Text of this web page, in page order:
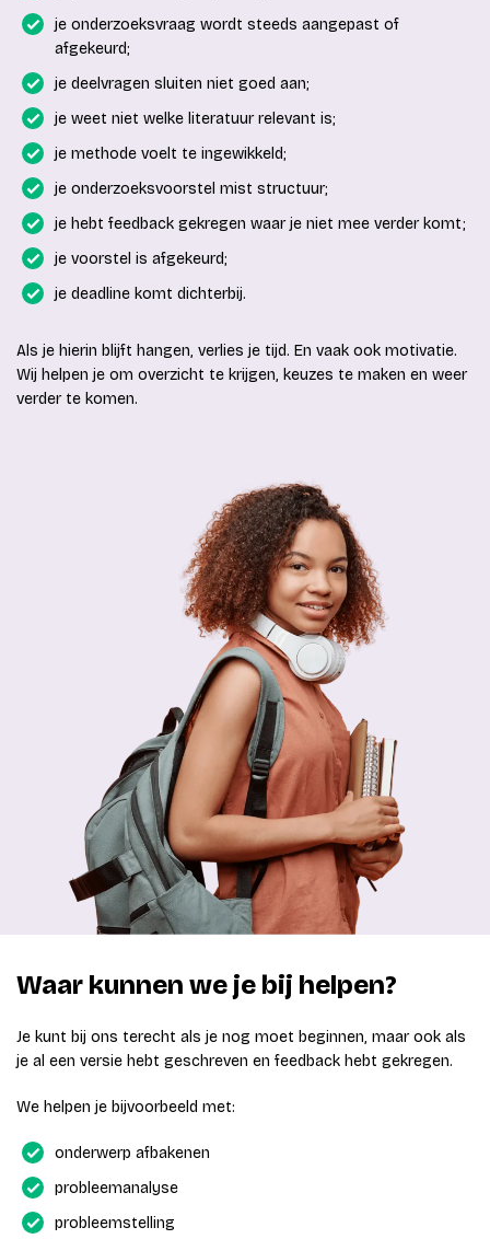
je onderzoeksvraag wordt steeds aangepast of
afgekeurd;
je deelvragen sluiten niet goed aan;
je weet niet welke literatuur relevant is;
je methode voelt te ingewikkeld;
je onderzoeksvoorstel mist structuur;
je hebt feedback gekregen waar je niet mee verder komt;
je voorstel is afgekeurd;
je deadline komt dichterbij.
Als je hierin blijft hangen, verlies je tijd. En vaak ook motivatie.
Wij helpen je om overzicht te krijgen, keuzes te maken en weer
verder te komen.
Waar kunnen we je bij helpen?
Je kunt bij ons terecht als je nog moet beginnen, maar ook als
je al een versie hebt geschreven en feedback hebt gekregen.
We helpen je bijvoorbeeld met:
onderwerp afbakenen
probleemanalyse
probleemstelling